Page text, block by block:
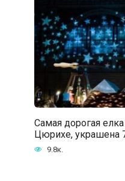
Самая дорогая
Цюрихе, украшена
9.8к.